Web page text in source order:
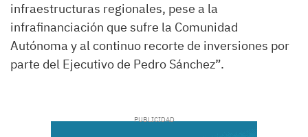
infraestructuras regionales, pese a la
infrafinanciación que sufre la Comunidad
Autónoma y al continuo recorte de inversiones por
parte del Ejecutivo de Pedro Sánchez”.